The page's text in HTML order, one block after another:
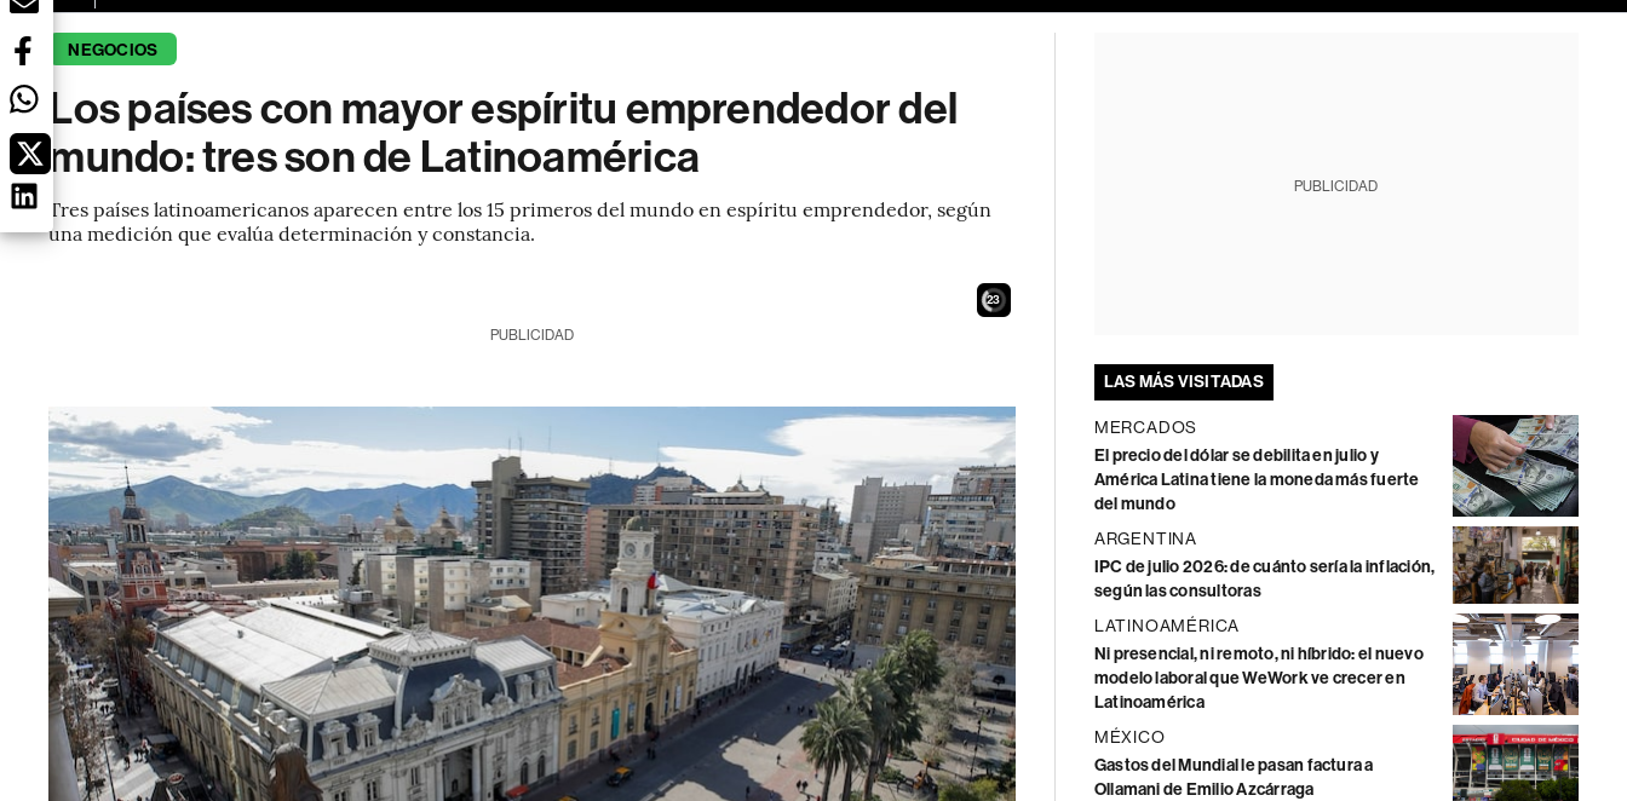
NEGOCIOS
Los países con mayor espíritu emprendedor del
mundo: tres son de Latinoamérica
Tres países latinoamericanos aparecen entre los 15 primeros del mundo en espíritu emprendedor, según
una medición que evalúa determinación y constancia.
21
PUBLICIDAD
PUBLICIDAD
LAS MÁS VISITADAS
MERCADOS
El precio del dólar se debilita en julio y
América Latina tiene la moneda más fuerte
del mundo
ARGENTINA
IPC de julio 2026: de cuánto sería la inflación,
según las consultoras
LATINOAMÉRICA
Ni presencial, ni remoto, ni híbrido: el nuevo
modelo laboral que WeWork ve crecer en
Latinoamérica
MÉXICO
Gastos del Mundial le pasan factura a
Ollamani de Emilio Azcárraga